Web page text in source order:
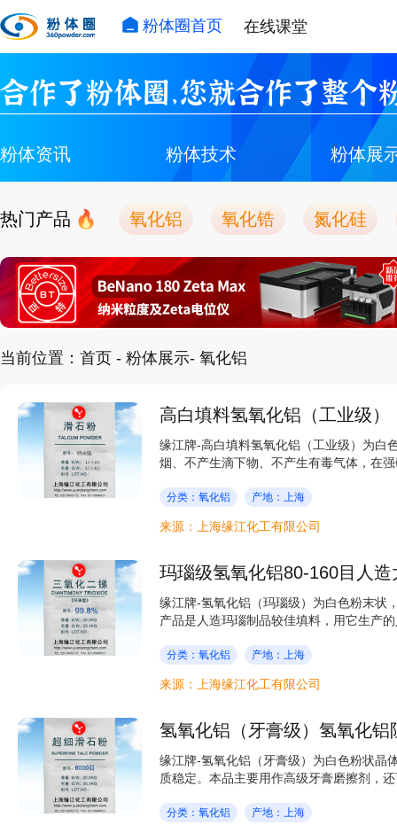
粉体圈首页 在线课堂
合作了粉体圈，您就合作了整个
粉体资讯 粉体技术 粉体展
热门产品 氧化铝 氧化锆 氮化硅
当前位置： 首页 - 粉体展示- 氧化铝
高白填料氢氧化铝（工业级）
缘江牌-高白填料氢氧化铝（工业级）为白
烟、不产生滴下物、不产生有毒气体，在
分类：氧化铝 产地：上海
来源：上海缘江化工有限公司
玛瑙级氢氧化铝80-160目人
缘江牌-氢氧化铝（玛瑙级）为白色粉末状
产品是人造玛瑙制品较佳填料，用它生产
分类：氧化铝 产地：上海
来源：上海缘江化工有限公司
氢氧化铝（牙膏级）氢氧化铝
缘江牌-氢氧化铝（牙膏级）为白色粉状晶
质稳定。本品主要用作高级牙膏磨擦剂，
分类：氧化铝 产地：上海